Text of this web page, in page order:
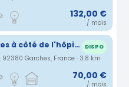
132,00 €
/ mois
Parking à Garches à côté de l'hôpital DISPO
92380 Garches, France · 3.8 km
70,00 €
/ mois